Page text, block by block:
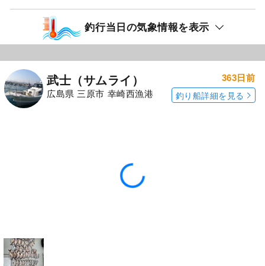
釣行当日の気象情報を表示
武士（サムライ）
広島県 三原市 幸崎西漁港
363日前
釣り船詳細を見る